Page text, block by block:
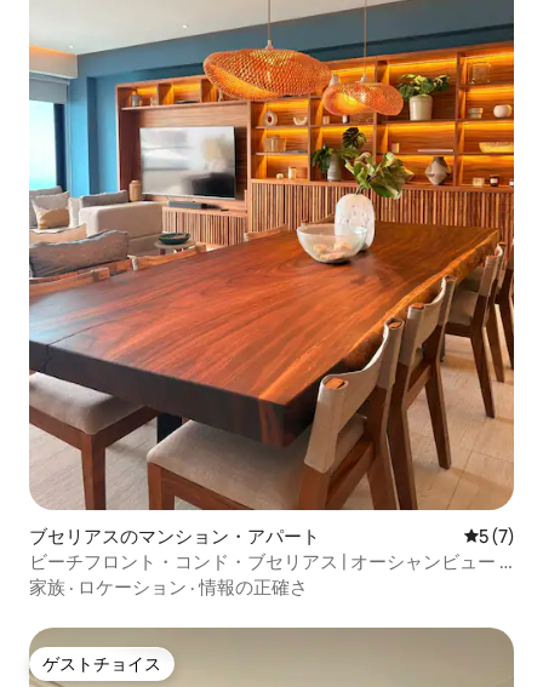
ブセリアスのマンション・アパート レビュー
5 (7)
ビーチフロント・コンド・ブセリアス | オーシャンビュー |
プール
家族 · ロケーション ·情報の正確さ
ゲストチョイス
ゲストチョイス